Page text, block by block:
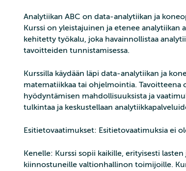
Analytiikan ABC on data-analytiikan ja
Kurssi on yleistajuinen ja etenee analytiikan
kehitetty työkalu, joka havainnollistaa
tavoitteiden tunnistamisessa.
Kurssilla käydään läpi data-analytiikan ja
matematiikkaa tai ohjelmointia. Tavoitteena
hyödyntämisen mahdollisuuksista ja
tulkintaa ja keskustellaan
Esitietovaatimukset: Esitietovaatimuksia ei
Kenelle: Kurssi sopii kaikille, erityisesti
kiinnostuneille valtionhallinon toimijoille.